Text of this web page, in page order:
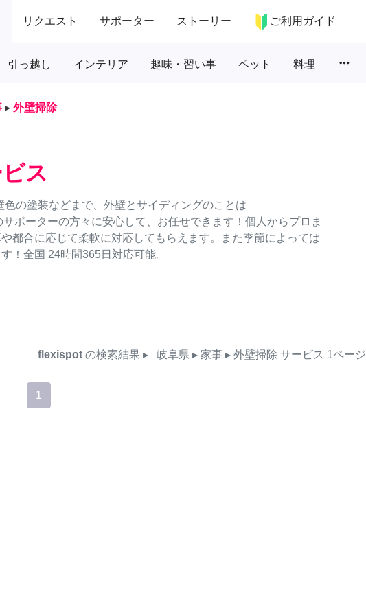
リクエスト サポーター ストーリー ご利用ガイド
引っ越し インテリア 趣味・習い事 ペット 料理 more_horiz
▸ 外壁掃除
ス
の塗装などまで、外壁とサイディングのことは
ポーターの方々に安心して、お任せできます！個人からプロま
都合に応じて柔軟に対応してもらえます。また季節によっては
！全国 24時間365日対応可能。
flexispot の検索結果 ▸ 岐阜県 ▸ 家事 ▸ 外壁掃除 サービス 1ペー
1